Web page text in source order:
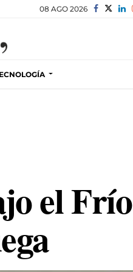
08 AGO 2026
el Frío